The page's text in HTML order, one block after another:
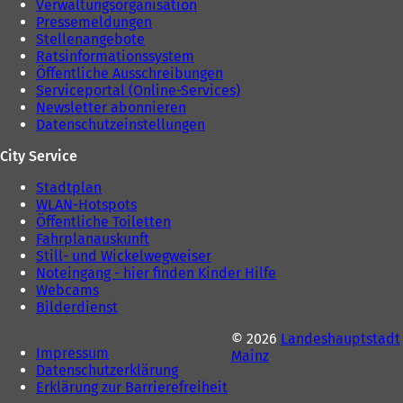
Verwaltungsorganisation
Pressemeldungen
Stellenangebote
Ratsinformationssystem
Öffentliche Ausschreibungen
Serviceportal (Online-Services)
Newsletter abonnieren
Datenschutzeinstellungen
City Service
Stadtplan
WLAN-Hotspots
Öffentliche Toiletten
Fahrplanauskunft
Still- und Wickelwegweiser
Noteingang - hier finden Kinder Hilfe
Webcams
Bilderdienst
Impressum
Datenschutzerklärung
Erklärung zur Barrierefreiheit
© 2026 Landeshauptstadt
Mainz